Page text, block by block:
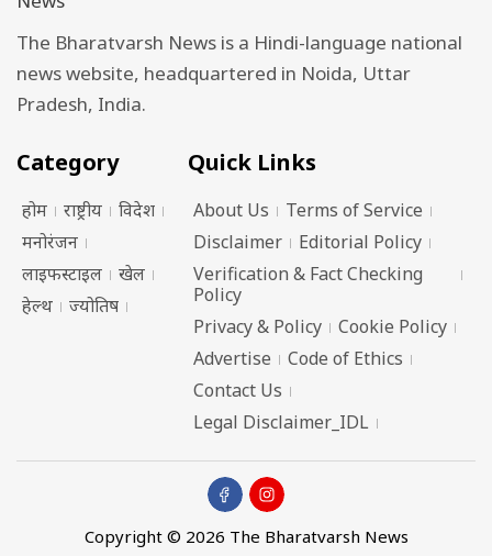
The Bharatvarsh News is a Hindi-language national
news website, headquartered in Noida, Uttar
Pradesh, India.
Category
होम राष्ट्रीय
विदेश
मनोरंजन
लाइफस्टाइल
खेल
हेल्थ
ज्योतिष
Quick Links
About Us
Terms of Service
Disclaimer
Editorial Policy
Verification & Fact Checking
Policy
Privacy & Policy
Cookie Policy
Advertise
Code of Ethics
Contact Us
Legal Disclaimer_IDL
Copyright © 2026 The Bharatvarsh News